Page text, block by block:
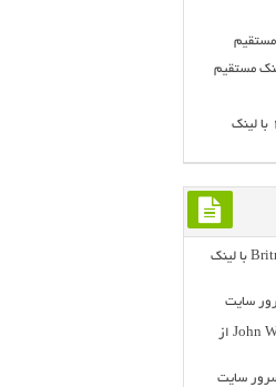
دانلود انیمیشن نوازنده ویولن سل چپ دست ۱۹۸۲ با لینک
دانلود رایگان مسنتد خارجی Britney Ever After 2017 با لینک
دانلود مستقیم فیلم خارجی John Wick: Chapter 2 2017 از